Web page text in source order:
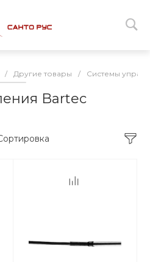
/ Другие товары / Системы
Bartec